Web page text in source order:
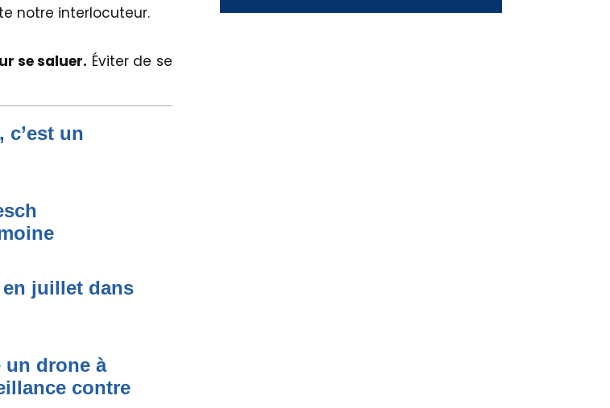
notre interlocuteur.
se saluer. Éviter de se
c’est un
juillet dans
un drone à
contre